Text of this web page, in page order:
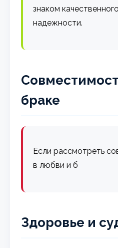
знаком
надежности.
браке
Если рассмотреть
в любви и б
Здоровье и